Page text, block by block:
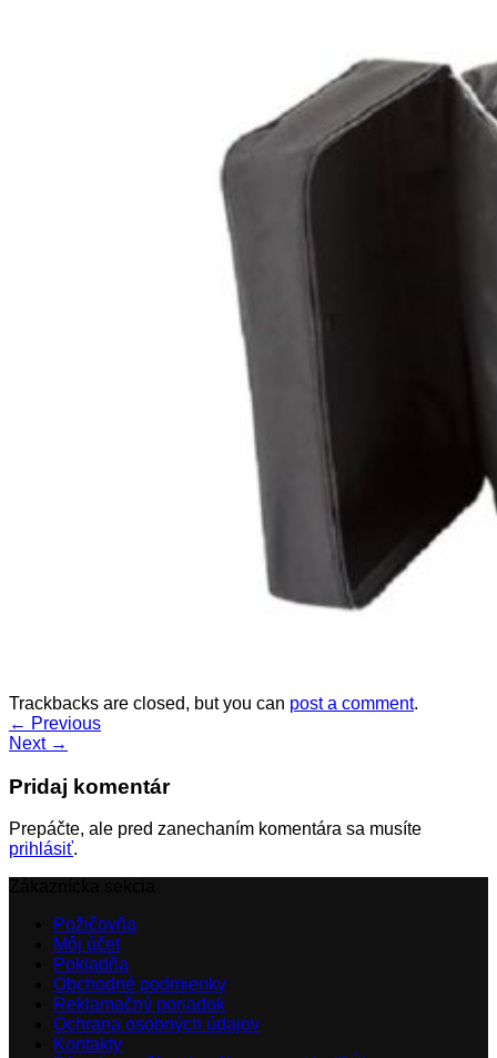
Trackbacks are closed, but you can post a comment.
← Previous
Next →
Pridaj komentár
Prepáčte, ale pred zanechaním komentára sa musíte
prihlásiť.
Požičovňa
Môj účet
Pokladňa
Obchodné podmienky
Reklamačný poriadok
Ochrana osobných údajov
Kontakty